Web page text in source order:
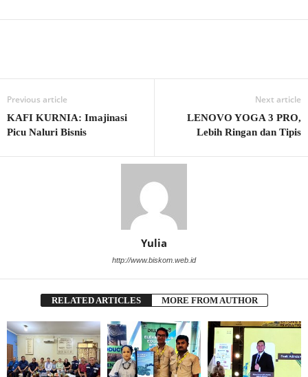
Previous article
KAFI KURNIA: Imajinasi
Picu Naluri Bisnis
Next article
LENOVO YOGA 3 PRO,
Lebih Ringan dan Tipis
Yulia
http://www.biskom.web.id
RELATED ARTICLES MORE FROM AUTHOR